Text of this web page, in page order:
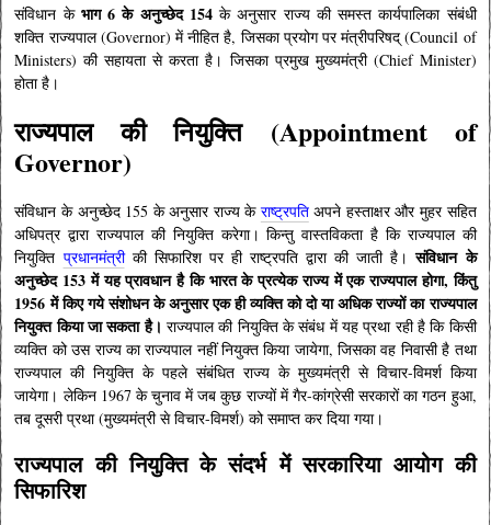
संविधान के भाग 6 के अनुच्छेद 154के अनुसार राज्य की समस्त कार्यपालिका संबंधी
शक्ति राज्यपाल (Governor) में नीहित है, जिसका प्रयोग पर मंत्रीपरिषद् (Council of
Ministers) की सहायता से करता है। जिसका प्रमुख मुख्यमंत्री (Chief Minister)
होता है।
राज्यपाल की नियुक्ति (Appointment of
Governor)
संविधान के अनुच्छेद 155 के अनुसार राज्य के राष्ट्रपति अपने हस्ताक्षर और मुहर सहित
अधिपत्र द्वारा राज्यपाल की नियुक्ति करेगा। किन्तु वास्तविकता है कि राज्यपाल की
नियुक्ति प्रधानमंत्रीकी सिफारिश पर ही राष्ट्रपति द्वारा की जाती है।संविधान के
अनुच्छेद 153 में यह प्रावधान है कि भारत के प्रत्येक राज्य में एक राज्यपाल होगा, किंतु
1956 में किए गये संशोधन के अनुसार एक ही व्यक्ति को दो या अधिक राज्यों का राज्यपाल
नियुक्त किया जा सकता है। राज्यपाल की नियुक्ति के संबंध में यह प्रथा रही है कि किसी
व्यक्ति को उस राज्य का राज्यपाल नहीं नियुक्त किया जायेगा, जिसका वह निवासी है तथा
राज्यपाल की नियुक्ति के पहले संबंधित राज्य के मुख्यमंत्री से विचार-विमर्श किया
जायेगा। लेकिन 1967 के चुनाव में जब कुछ राज्यों में गैर-कांग्रेसी सरकारों का गठन हुआ,
तब दूसरी प्रथा (मुख्यमंत्री से विचार-विमर्श) को समाप्त कर दिया गया।
राज्यपाल की नियुक्ति के संदर्भ में सरकारिया आयोग की
सिफारिश